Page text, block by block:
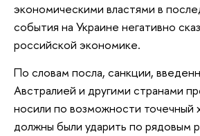
экономическими властями в
события на Украине негативно
российской экономике.
По словам посла, санкции,
Австралией и другими странами
носили по возможности точечный
должны были ударить по рядовым